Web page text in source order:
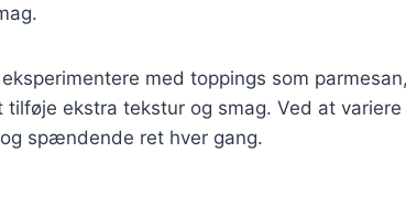
med toppings som
tilføje ekstra tekstur og smag. Ved at
spændende ret hver gang.